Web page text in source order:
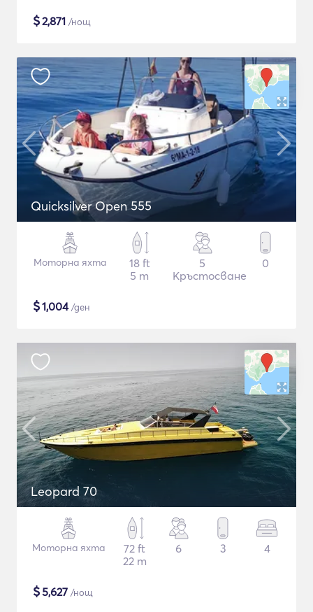
$2,871 /нощ
Quicksilver Open 555
Моторна яхта
18 ft
5 m
5
Кръстосване
0
$1,004/ден
Leopard 70
Моторна яхта
72 ft
22 m
6 3 4
$5,627 /нощ